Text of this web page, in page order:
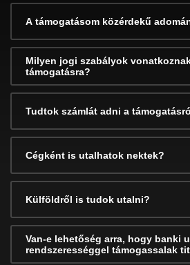
A támogatásom közérdekű
Milyen jogi szabályok
támogatásra?
Tudtok számlát adni a
Cégként is utalhatok nektek?
Külföldről is tudok utalni?
Van-e lehetőség arra, hogy banki
rendszerességgel támogassalak